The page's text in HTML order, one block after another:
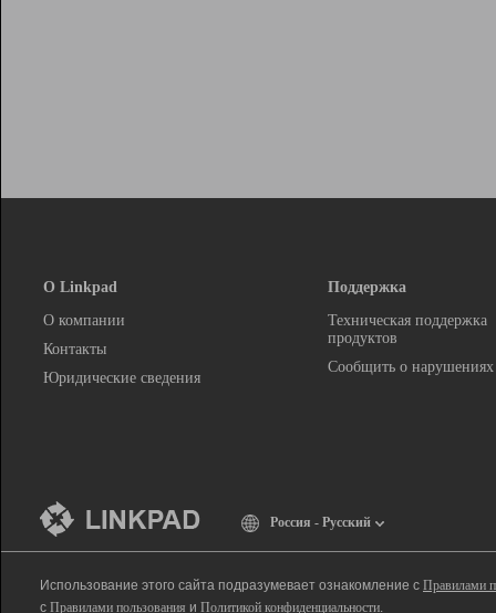
О Linkpad
О компании
Контакты
Юридические сведения
Поддержка
Техническая поддержка
продуктов
Сообщить о нарушениях
Россия - Русский
Использование этого сайта подразумевает ознакомление с Правилами
с Правилами пользования и Политикой конфиденциальности.